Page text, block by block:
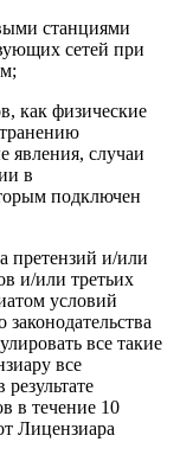
станциями
сетей при
как физические
явления, случаи
в
подключен
претензий и/или
и/или третьих
условий
все такие
все
в течение 10
Лицензиара